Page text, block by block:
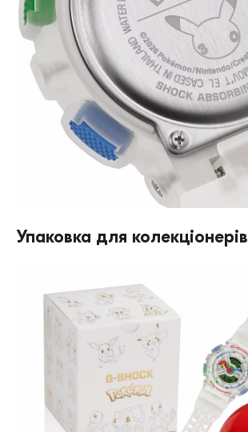
Упаковка для колекціонерів